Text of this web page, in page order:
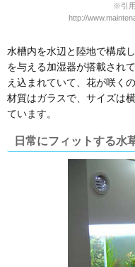
※引
http://
水槽内を水辺と陸地で構成
を与える加湿器が搭載され
え込まれていて、花が咲く
材質はガラスで、サイズは
ています。
日常にフィットする水